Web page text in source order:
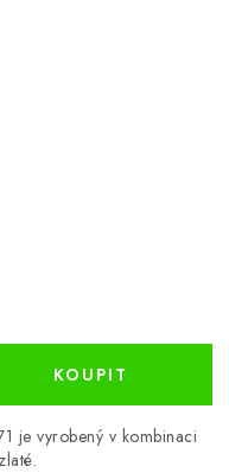
je vyrobený v kombinaci